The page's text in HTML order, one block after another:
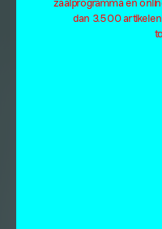
zaalprogramma en
dan 3.500